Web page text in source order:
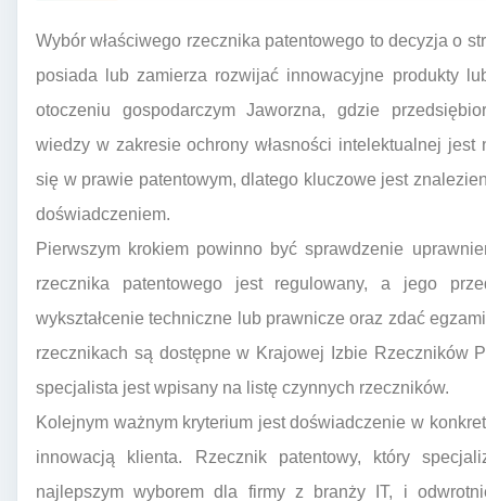
Wybór właściwego rzecznika patentowego to decyzja o
posiada lub zamierza rozwijać innowacyjne produkty
otoczeniu gospodarczym Jaworzna, gdzie
wiedzy w zakresie ochrony własności intelektualnej
się w prawie patentowym, dlatego kluczowe jest
doświadczeniem.
Pierwszym krokiem powinno być sprawdzenie
rzecznika patentowego jest regulowany, a jego
wykształcenie techniczne lub prawnicze oraz zdać
rzecznikach są dostępne w Krajowej Izbie Rzeczników
specjalista jest wpisany na listę czynnych rzeczników.
Kolejnym ważnym kryterium jest doświadczenie w
innowacją klienta. Rzecznik patentowy, który
najlepszym wyborem dla firmy z branży IT, i